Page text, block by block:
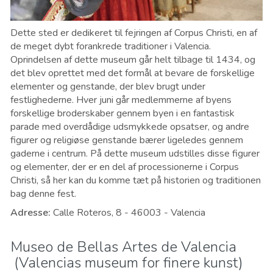
Dette sted er dedikeret til fejringen af ​​Corpus Christi, en af ​​
de meget dybt forankrede traditioner i Valencia.
Oprindelsen af ​​dette museum går helt tilbage til 1434, og
det blev oprettet med det formål at bevare de forskellige
elementer og genstande, der blev brugt under
festlighederne. Hver juni går medlemmerne af byens
forskellige broderskaber gennem byen i en fantastisk
parade med overdådige udsmykkede opsatser, og andre
figurer og religiøse genstande bærer ligeledes gennem
gaderne i centrum. På dette museum udstilles disse figurer
og elementer, der er en del af processionerne i Corpus
Christi, så her kan du komme tæt på historien og traditionen
bag denne fest.
Adresse: Calle Roteros, 8 - 46003 - Valencia
Museo de Bellas Artes de Valencia
(Valencias museum for finere kunst)